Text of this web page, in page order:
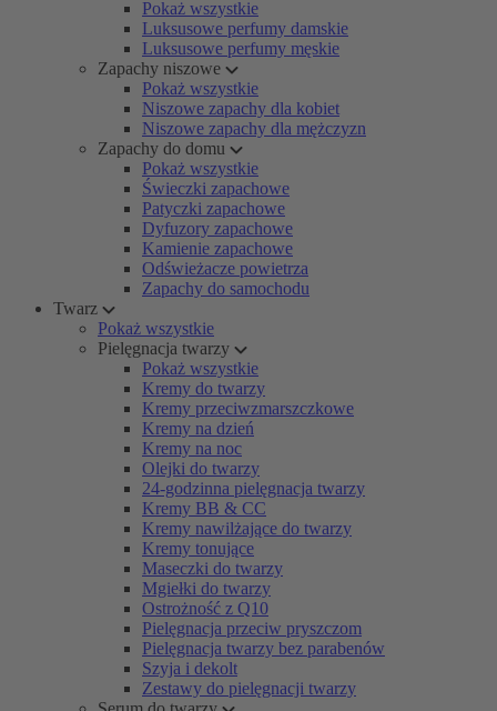
Pokaż wszystkie
Luksusowe perfumy damskie
Luksusowe perfumy męskie
Zapachy niszowe
Pokaż wszystkie
Niszowe zapachy dla kobiet
Niszowe zapachy dla mężczyzn
Zapachy do domu
Pokaż wszystkie
Świeczki zapachowe
Patyczki zapachowe
Dyfuzory zapachowe
Kamienie zapachowe
Odświeżacze powietrza
Zapachy do samochodu
Twarz
Pokaż wszystkie
Pielęgnacja twarzy
Pokaż wszystkie
Kremy do twarzy
Kremy przeciwzmarszczkowe
Kremy na dzień
Kremy na noc
Olejki do twarzy
24-godzinna pielęgnacja twarzy
Kremy BB & CC
Kremy nawilżające do twarzy
Kremy tonujące
Maseczki do twarzy
Mgiełki do twarzy
Ostrożność z Q10
Pielęgnacja przeciw pryszczom
Pielęgnacja twarzy bez parabenów
Szyja i dekolt
Zestawy do pielęgnacji twarzy